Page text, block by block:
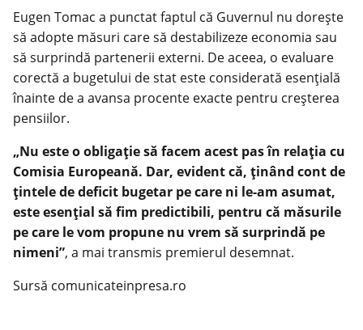
Eugen Tomac a punctat faptul că Guvernul nu dorește
să adopte măsuri care să destabilizeze economia sau
să surprindă partenerii externi. De aceea, o evaluare
corectă a bugetului de stat este considerată esențială
înainte de a avansa procente exacte pentru creșterea
pensiilor.
„Nu este o obligaţie să facem acest pas în relaţia cu
Comisia Europeană. Dar, evident că, ţinând cont de
ţintele de deficit bugetar pe care ni le-am asumat,
este esenţial să fim predictibili, pentru că măsurile
pe care le vom propune nu vrem să surprindă pe
nimeni”, a mai transmis premierul desemnat.
Sursă comunicateinpresa.ro